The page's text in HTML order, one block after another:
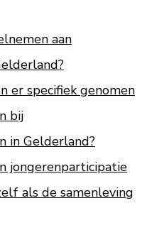
aan
er specifiek genomen
bij
in Gelderland?
jongerenparticipatie
als de samenleving